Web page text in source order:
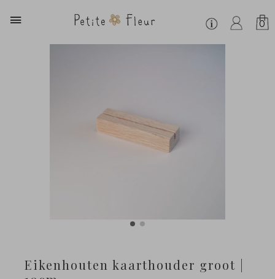
0
Eikenhouten kaarthouder groot |